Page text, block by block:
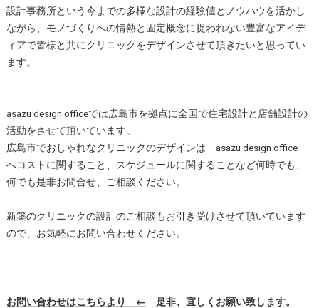
設計事務所という今までの多様な設計の経験値とノウハウを活かし
ながら、モノづくりへの情熱と固定概念に捉われない豊富なアイデ
ィアで皆様と共にクリニックをデザインさせて頂きたいと思ってい
ます。
asazu design officeでは広島市を拠点に全国で住宅設計と店舗設計の
活動をさせて頂いています。
広島市でおしゃれなクリニックのデザインは asazu design office
へコストに関すること、スケジュールに関することなど何時でも、
何でも是非お問合せ、ご相談ください。
新築のクリニックの設計のご相談もお引き受けさせて頂いています
ので、お気軽にお問い合わせください。
お問い合わせはこちらより ← 是非、宜しくお願い致します。